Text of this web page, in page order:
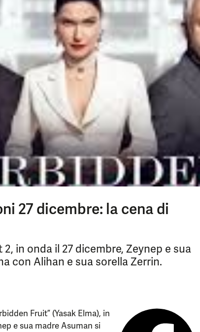
27 dicembre: la cena di
in onda il 27 dicembre, Zeynep e sua
con Alihan e sua sorella Zerrin.
Fruit” (Yasak Elma), in
e sua madre Asuman si